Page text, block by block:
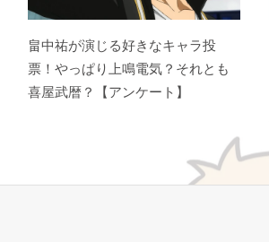
畠中祐が演じる好きなキャラ投
票！やっぱり上鳴電気？それとも
喜屋武暦？【アンケート】